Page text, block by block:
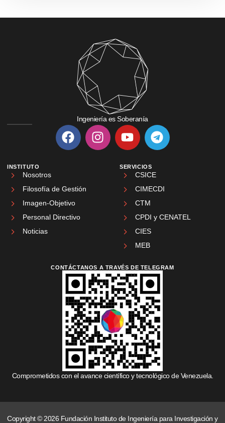
Ingeniería es Soberanía
INSTITUTO
Nosotros
Filosofía de Gestión
Imagen-Objetivo
Personal Directivo
Noticias
SERVICIOS
CSICE
CIMECDI
CTM
CPDI y CENATEL
CIES
MEB
CONTÁCTANOS A TRAVÉS DE TELEGRAM
Comprometidos con el avance científico y tecnológico de Venezuela.
Copyright © 2026 Fundación Instituto de Ingeniería para Investigación y